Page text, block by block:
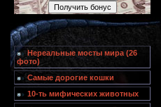
Нереальные мосты мира (26
фото)
Самые дорогие кошки
10-ть мифических животных